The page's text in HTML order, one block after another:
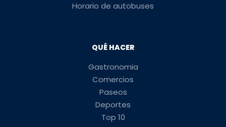
Horario de autobuses
QUÉ HACER
Gastronomia
Comercios
Paseos
Deportes
Top 10